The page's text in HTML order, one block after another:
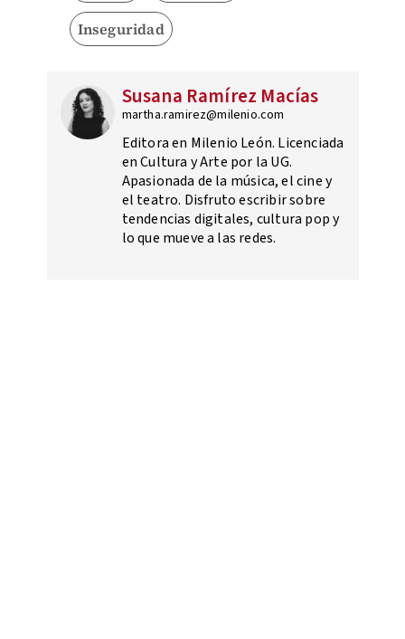
Inseguridad
Susana Ramírez Macías
martha.ramirez@milenio.com
Editora en Milenio León. Licenciada
en Cultura y Arte por la UG.
Apasionada de la música, el cine y
el teatro. Disfruto escribir sobre
tendencias digitales, cultura pop y
lo que mueve a las redes.